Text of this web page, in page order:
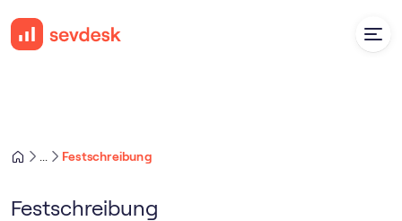
Festschreibung
Festschreibung